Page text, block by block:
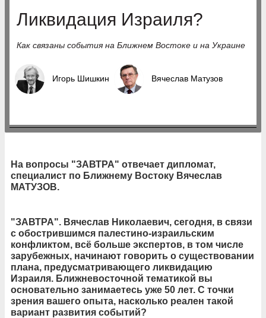
Ликвидация Израиля?
Как связаны события на Ближнем Востоке и на Украине
Игорь Шишкин Вячеслав Матузов
На вопросы "ЗАВТРА" отвечает дипломат,
специалист по Ближнему Востоку Вячеслав
МАТУЗОВ.
"ЗАВТРА". Вячеслав Николаевич, сегодня, в связи
с обострившимся палестино-израильским
конфликтом, всё больше экспертов, в том числе
зарубежных, начинают говорить о существовании
плана, предусматривающего ликвидацию
Израиля. Ближневосточной тематикой вы
основательно занимаетесь уже 50 лет. С точки
зрения вашего опыта, насколько реален такой
вариант развития событий?